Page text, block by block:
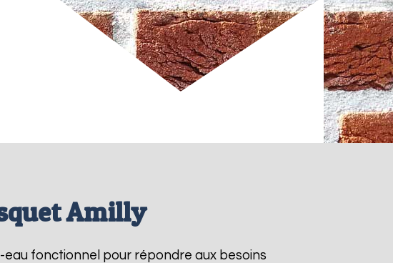
Amilly
fonctionnel pour répondre aux besoins